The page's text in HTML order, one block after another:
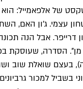
של אלפאמייל: הוא
עצמי. ג'ון האם,
דרייפר. אבל הנה
מן". הסדרה,
שואלת שוב
בשביל למכור